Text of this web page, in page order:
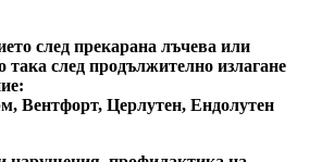
след прекарана лъчева или
след продължително излагане
Вентфорт, Церлутен, Ендолутен